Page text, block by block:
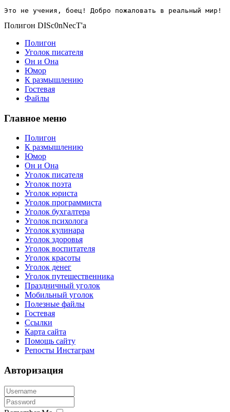
Это не учения, боец! Добро пожаловать в реальный мир!
Полигон DISc0nNecT'a
Полигон
Уголок писателя
Он и Она
Юмор
К размышлению
Гостевая
Файлы
Главное меню
Полигон
К размышлению
Юмор
Он и Она
Уголок писателя
Уголок поэта
Уголок юриста
Уголок программиста
Уголок бухгалтера
Уголок психолога
Уголок кулинара
Уголок здоровья
Уголок воспитателя
Уголок красоты
Уголок денег
Уголок путешественника
Праздничный уголок
Мобильный уголок
Полезные файлы
Гостевая
Ссылки
Карта сайта
Помощь сайту
Репосты Инстаграм
Авторизация